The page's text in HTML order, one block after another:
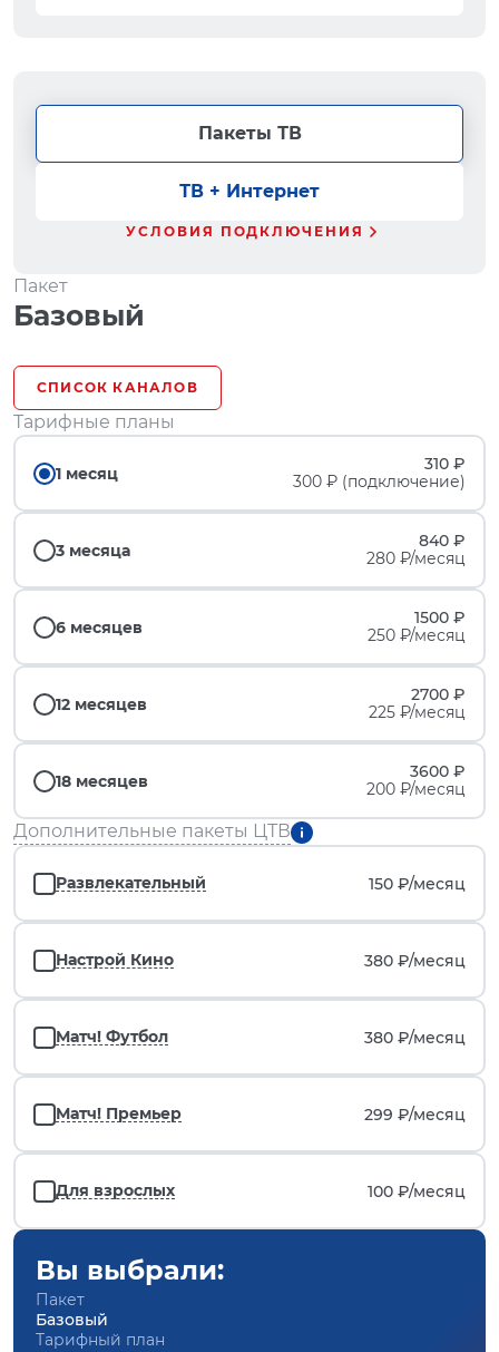
Пакеты ТВ
ТВ + Интернет
УСЛОВИЯ ПОДКЛЮЧЕНИЯ
Пакет
Базовый
СПИСОК КАНАЛОВ
Тарифные планы
1 месяц
310 ₽
300 ₽ (подключение)
3 месяца
840 ₽
280 ₽/месяц
6 месяцев
1500 ₽
250 ₽/месяц
12 месяцев
2700 ₽
225 ₽/месяц
18 месяцев
3600 ₽
200 ₽/месяц
Дополнительные пакеты ЦТВ
Развлекательный 150 ₽/месяц
Настрой Кино 380 ₽/месяц
Матч! Футбол 380 ₽/месяц
Матч! Премьер 299 ₽/месяц
Для взрослых 100 ₽/месяц
Вы выбрали:
Пакет
Базовый
Тарифный план